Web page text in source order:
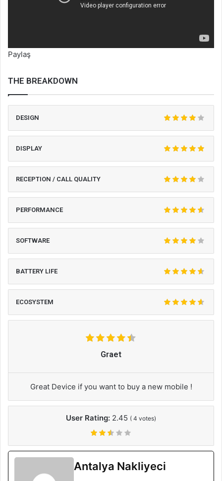
Paylaş
THE BREAKDOWN
DESIGN
DISPLAY
RECEPTION / CALL QUALITY
PERFORMANCE
SOFTWARE
BATTERY LIFE
ECOSYSTEM
Graet
Great Device if you want to buy a new mobile !
User Rating: 2.45 ( 4 votes)
Antalya Nakliyeci